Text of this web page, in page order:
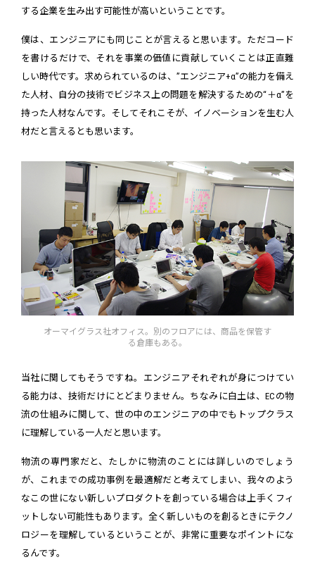
する企業を生み出す可能性が高いということです。
僕は、エンジニアにも同じことが言えると思います。ただコード
を書けるだけで、それを事業の価値に貢献していくことは正直難
しい時代です。求められているのは、”エンジニア+α”の能力を備え
た人材、自分の技術でビジネス上の問題を解決するための“＋α”を
持った人材なんです。そしてそれこそが、イノベーションを生む人
材だと言えるとも思います。
オーマイグラス社オフィス。別のフロアには、商品を保管す
る倉庫もある。
当社に関してもそうですね。エンジニアそれぞれが身につけてい
る能力は、技術だけにとどまりません。ちなみに白土は、ECの物
流の仕組みに関して、世の中のエンジニアの中でもトップクラス
に理解している一人だと思います。
物流の専門家だと、たしかに物流のことには詳しいのでしょう
が、これまでの成功事例を最適解だと考えてしまい、我々のよう
なこの世にない新しいプロダクトを創っている場合は上手くフィ
ットしない可能性もあります。全く新しいものを創るときにテクノ
ロジーを理解しているということが、非常に重要なポイントにな
るんです。